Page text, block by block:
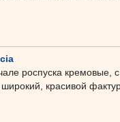
роспуска
красивой